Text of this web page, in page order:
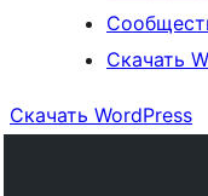
Скачать
Скачать WordPress